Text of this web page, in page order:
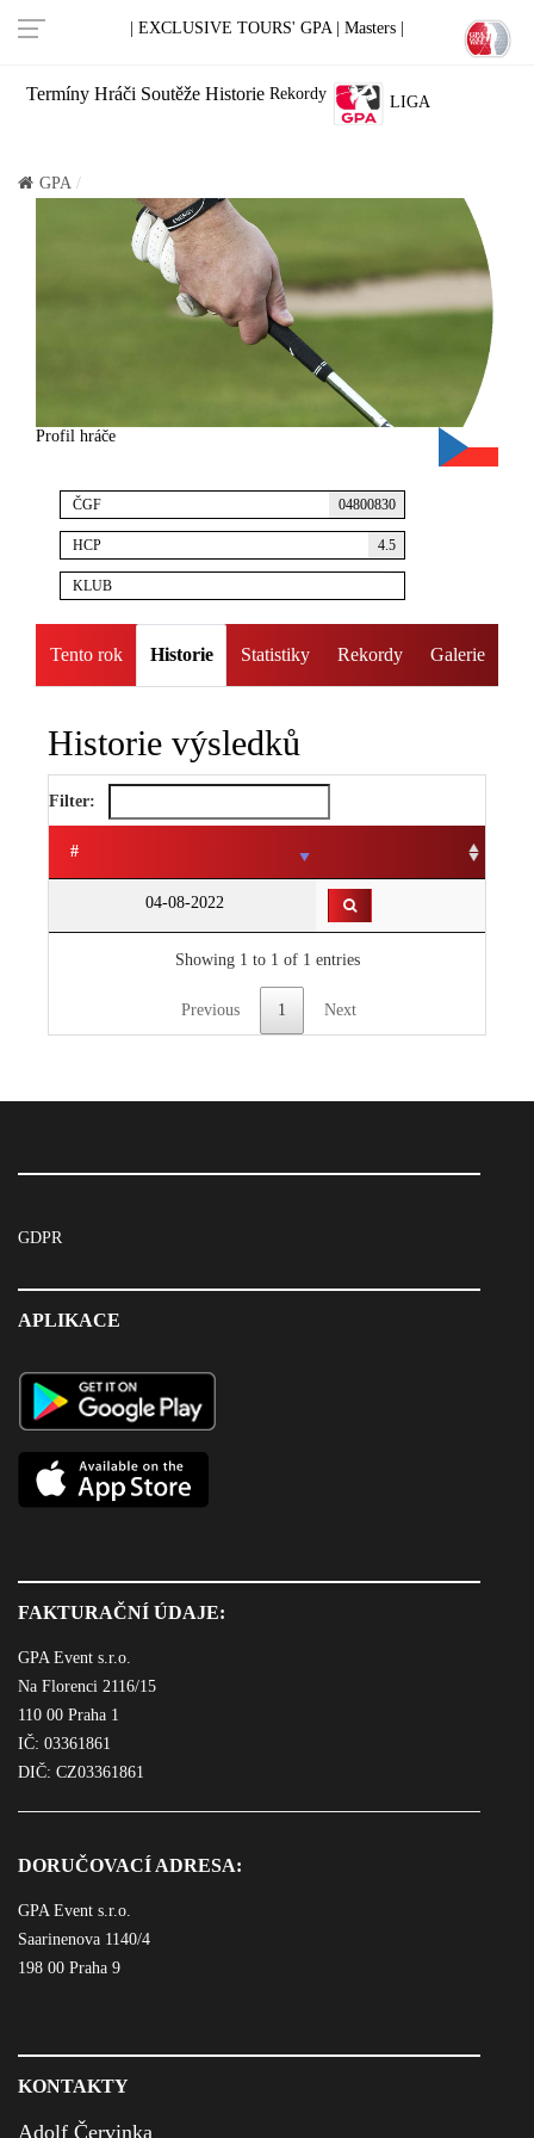
| EXCLUSIVE TOURS' GPA | Masters |
Termíny Hráči Soutěže Historie Rekordy LIGA
GPA
Profil hráče
ČGF 04800830
HCP 4.5
KLUB
Tento rok Historie Statistiky Rekordy Galerie
Historie výsledků
Filter:
#
04-08-2022
Showing 1 to 1 of 1 entries
Previous 1 Next
GDPR
APLIKACE
FAKTURAČNÍ ÚDAJE:
GPA Event s.r.o.
Na Florenci 2116/15
110 00 Praha 1
IČ: 03361861
DIČ: CZ03361861
DORUČOVACÍ ADRESA:
GPA Event s.r.o.
Saarinenova 1140/4
198 00 Praha 9
KONTAKTY
Adolf Červinka